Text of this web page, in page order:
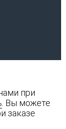
при
. Вы можете
заказе